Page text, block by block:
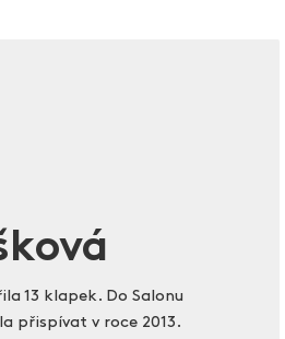
13 klapek. Do Salonu
přispívat v roce 2013.